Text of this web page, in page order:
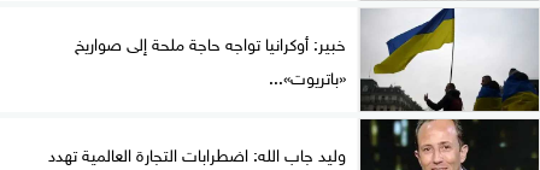
خبير: أوكرانيا تواجه حاجة ملحة إلى صواريخ
«باتريوت»...
وليد جاب الله: اضطرابات التجارة العالمية تهدد